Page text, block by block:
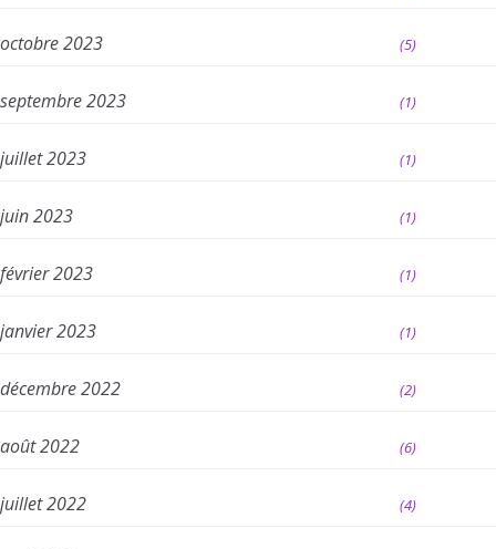
octobre 2023 (5)
septembre 2023 (1)
juillet 2023 (1)
juin 2023 (1)
février 2023 (1)
janvier 2023 (1)
décembre 2022 (2)
août 2022 (6)
juillet 2022 (4)